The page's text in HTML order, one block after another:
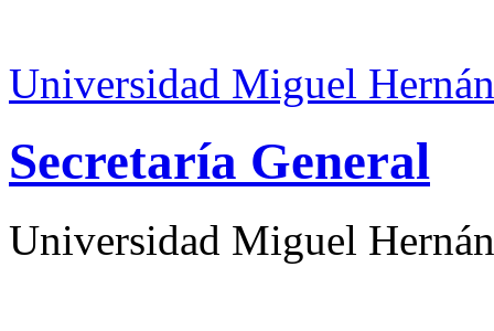
Universidad Miguel
Secretaría General
Universidad Miguel